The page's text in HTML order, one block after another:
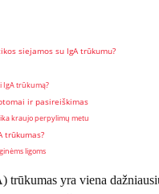
siejamos su IgA trūkumu?
IgA trūkumą?
ir pasireiškimas
kraujo perpylimų metu
trūkumas?
ligoms
trūkumas yra viena